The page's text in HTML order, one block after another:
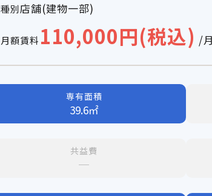
種別店舗(建物一部)
月額賃料 110,000円(税込) /月
専有面積
39.6㎡
共益費
─